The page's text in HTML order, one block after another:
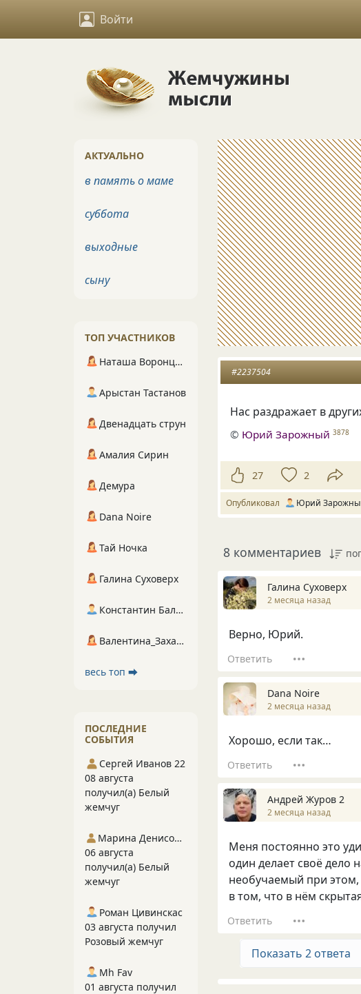
Войти
#2237504
Нас раздражает в
© Юрий Зарожный 3878
27 2
Опубликовал Юрий
8 комментариев
Галина Суховерх
2 месяца назад
Верно, Юрий.
Ответить
Dana Noire
2 месяца назад
Хорошо, если так…
Ответить
Андрей Журов 2
2 месяца назад
Меня постоянно это
один делает своё дело
необучаемый при этом,
в том, что в нём
Ответить
Показать 2 ответа
АКТУАЛЬНО
в память о маме
суббота
выходные
сыну
ТОП УЧАСТНИКОВ
Наташа Воронцова
Арыстан Тастанов
Двенадцать струн
Амалия Сирин
Демура
Dana Noire
Тай Ночка
Галина Суховерх
Константин Балухта
Валентина_Захарова
весь топ ⮕
ПОСЛЕДНИЕ
СОБЫТИЯ
Сергей Иванов 22
08 августа
получил(а) Белый
жемчуг
Марина Денисова 5
06 августа
получил(а) Белый
жемчуг
Роман Цивинскас
03 августа получил
Розовый жемчуг
Mh Fav
01 августа получил